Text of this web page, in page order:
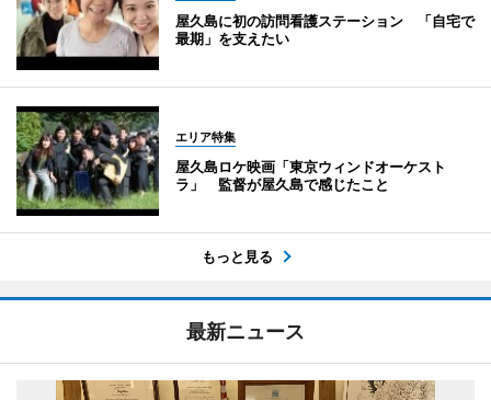
屋久島に初の訪問看護ステーション 「自宅で
最期」を支えたい
エリア特集
屋久島ロケ映画「東京ウィンドオーケスト
ラ」 監督が屋久島で感じたこと
もっと見る
最新ニュース